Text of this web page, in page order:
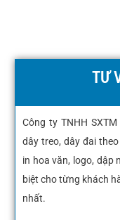
TƯ
Công ty TNHH
dây treo, dây đai
in hoa văn, logo, dập
biệt cho từng khách
nhất.